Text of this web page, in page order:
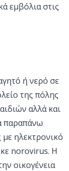
εμβόλια στις
ή νερό σε
της πόλης
αλλά και
παραπάνω
ηλεκτρονικό
norovirus. Η
οικογένεια